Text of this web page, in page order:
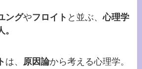
ングやフロイト と並ぶ、心理学
は、 原因論から考える心理学。